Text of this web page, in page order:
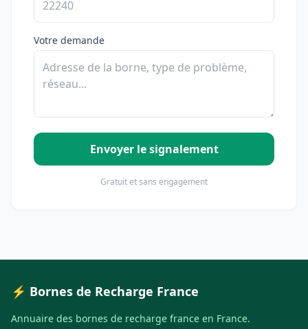
Votre demande
Envoyer le signalement
Gratuit et sans engagement
⚡ Bornes de Recharge France
Annuaire des bornes de recharge france en France.